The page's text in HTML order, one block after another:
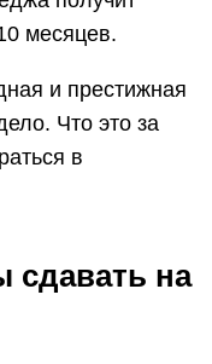
месяцев.
и престижная
Что это за
в
сдавать на